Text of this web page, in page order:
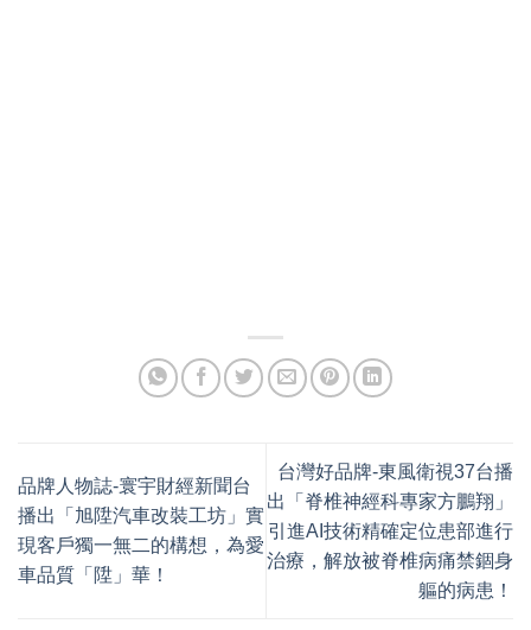
品牌人物誌-寰宇財經新聞台
播出「旭陞汽車改裝工坊」實
現客戶獨一無二的構想，為愛
車品質「陞」華！
台灣好品牌-東風衛視37台播
出「脊椎神經科專家方鵬翔」
引進AI技術精確定位患部進行
治療，解放被脊椎病痛禁錮身
軀的病患！